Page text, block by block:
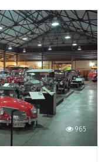
965